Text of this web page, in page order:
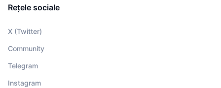
Rețele sociale
X (Twitter)
Community
Telegram
Instagram